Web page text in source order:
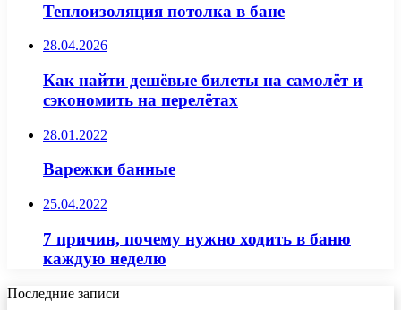
Теплоизоляция потолка в бане
28.04.2026
Как найти дешёвые билеты на самолёт и
сэкономить на перелётах
28.01.2022
Варежки банные
25.04.2022
7 причин, почему нужно ходить в баню
каждую неделю
Последние записи